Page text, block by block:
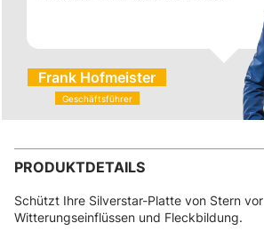
PRODUKTDETAILS
Schützt Ihre Silverstar-Platte von Stern vor
Witterungseinflüssen und Fleckbildung.
Frank Hofmeister
Geschäftsführer